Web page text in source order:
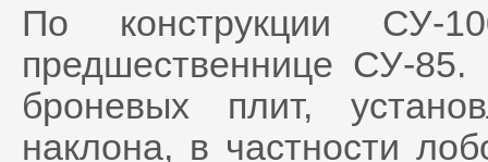
По конструкции СУ-
предшественнице СУ-
броневых плит,
наклона, в частности